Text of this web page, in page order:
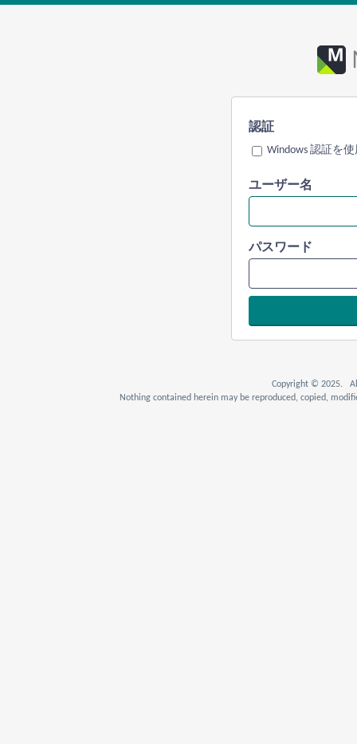
認証
Windows 認証を
ユーザー名
パスワード
Copyright © 2025. All
Nothing contained herein may be reproduced, copied,